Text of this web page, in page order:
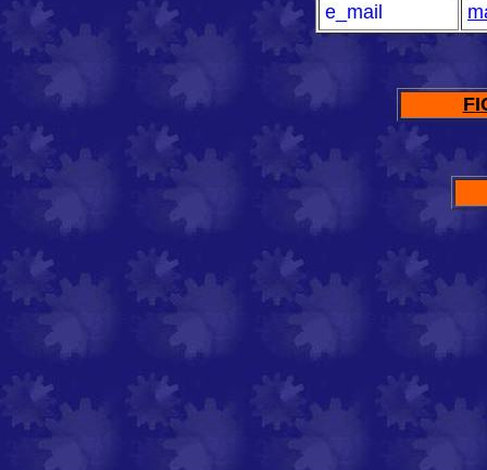
e_mail